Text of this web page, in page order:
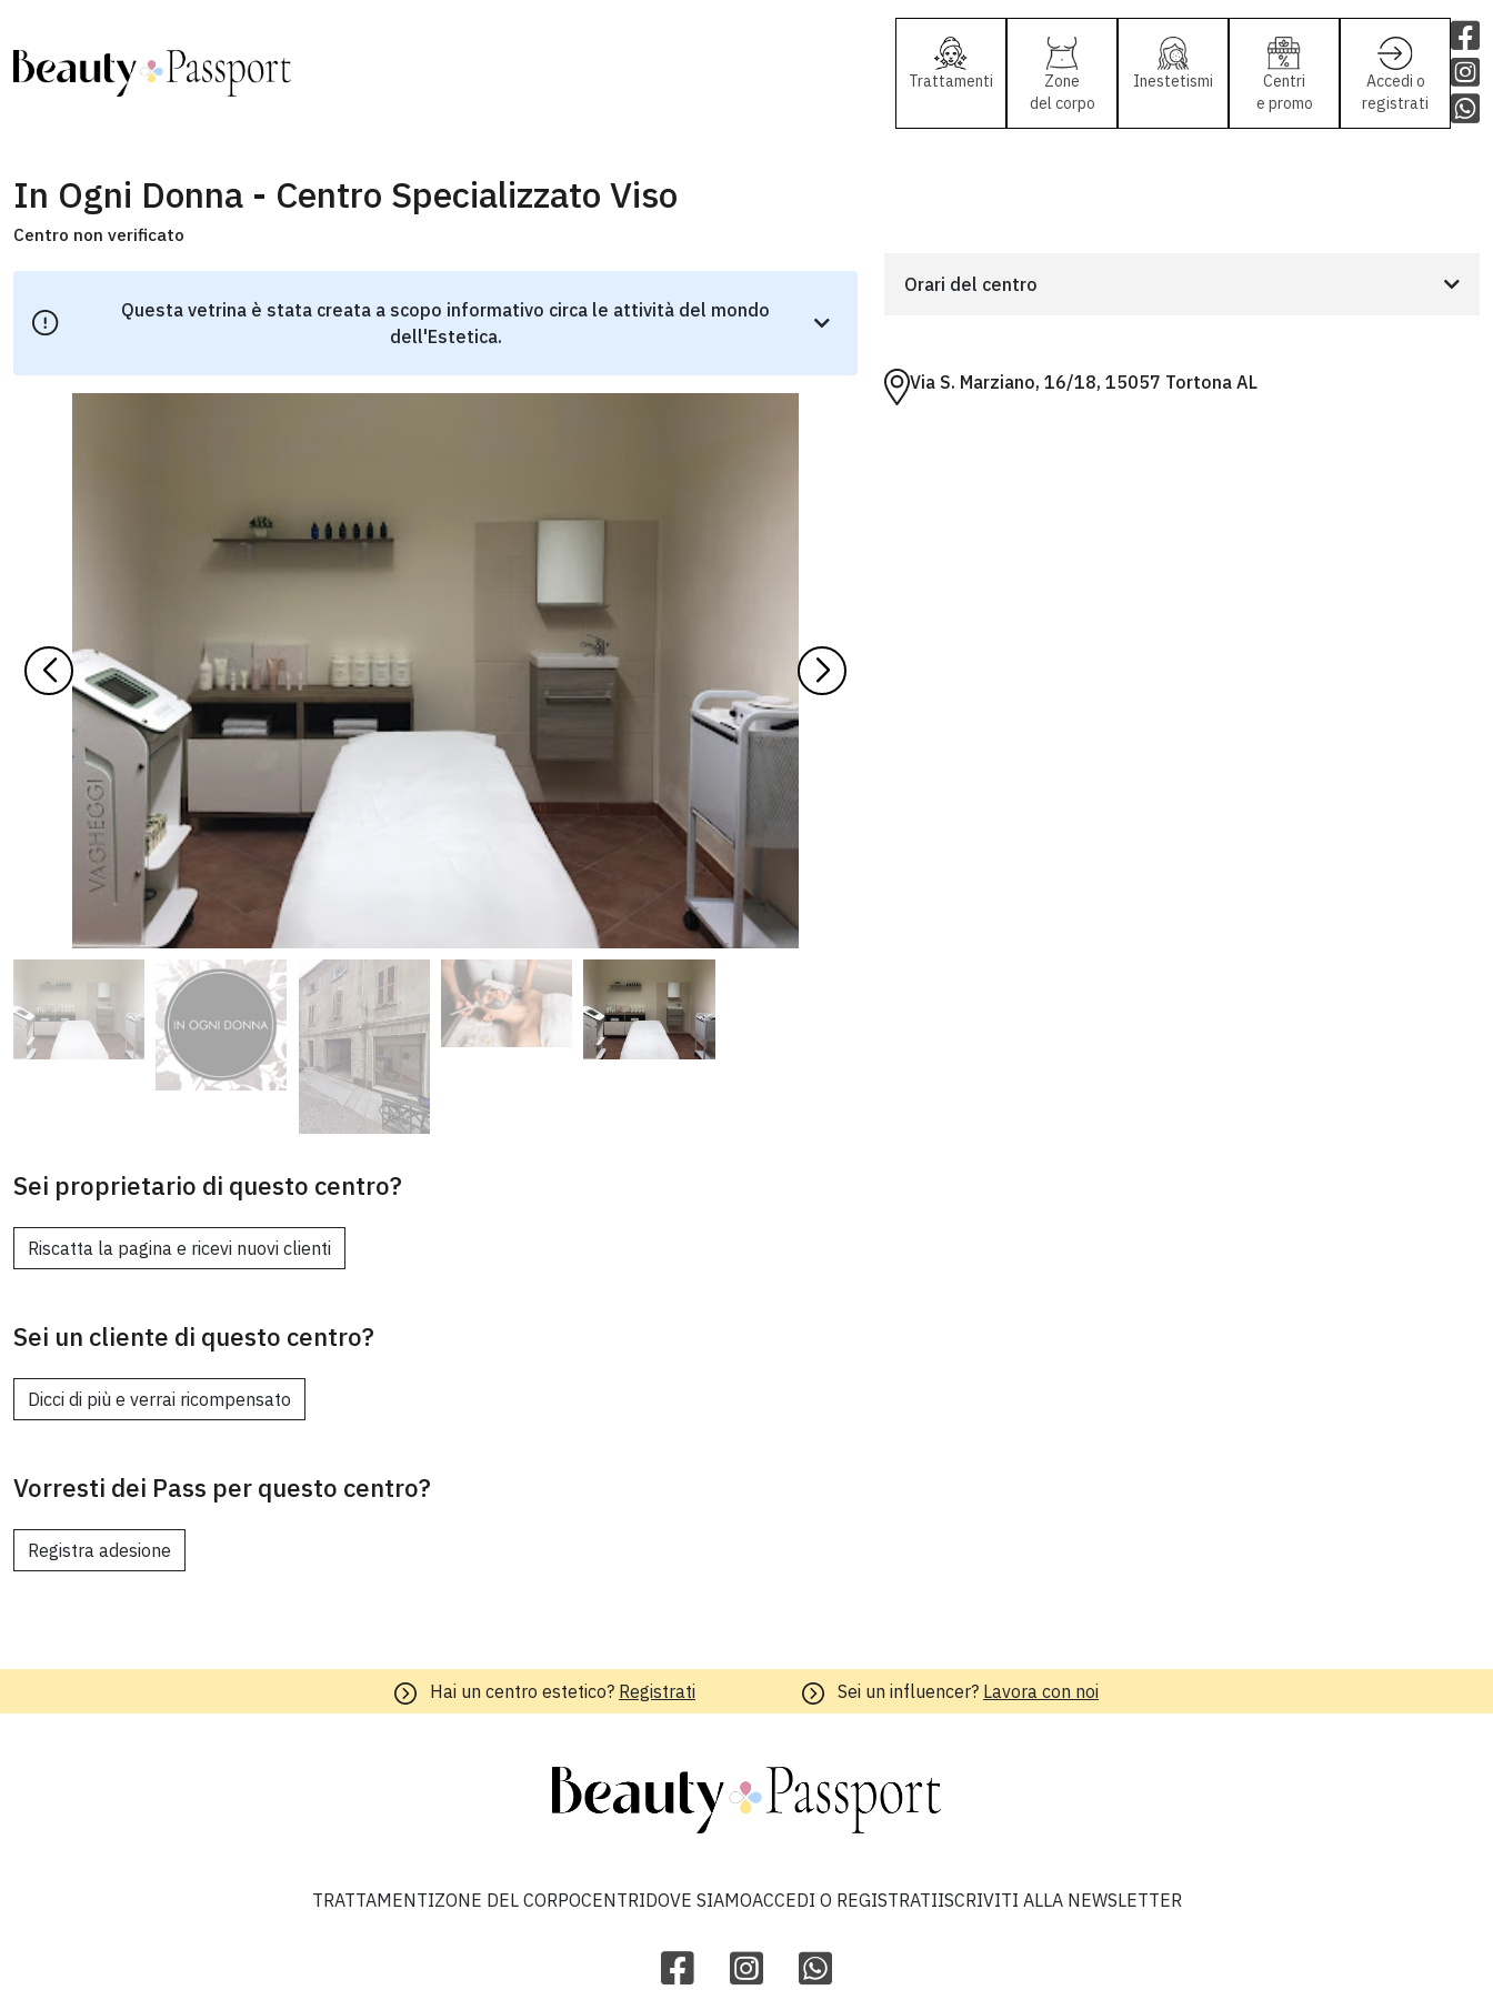
Trattamenti
Zone
del corpo
Inestetismi
Centri
e promo
Accedi o
registrati
In Ogni Donna - Centro Specializzato Viso
Centro non verificato
Questa vetrina è stata creata a scopo informativo circa le attività del mondo
dell'Estetica.
Sei proprietario di questo centro?
Riscatta la pagina e ricevi nuovi clienti
Sei un cliente di questo centro?
Dicci di più e verrai ricompensato
Vorresti dei Pass per questo centro?
Registra adesione
Orari del centro
Via S. Marziano, 16/18, 15057 Tortona AL
Hai un centro estetico? Registrati Sei un influencer? Lavora con noi
TRATTAMENTIZONE DEL CORPOCENTRIDOVE SIAMOACCEDI O REGISTRATIISCRIVITI ALLA NEWSLETTER